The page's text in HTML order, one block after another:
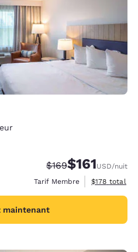
Tarif barré :
$169Tarif réduit :
$161USD/nuit
Tarif Membre
Afficher les
$178 total
maintenant